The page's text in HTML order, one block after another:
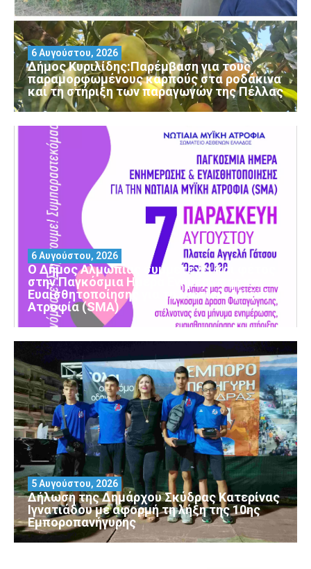
Δήμος Κυριλίδης:Παρέμβαση για τους
παραμορφωμένους καρπούς στα ροδάκινα
και τη στήριξη των παραγωγών της Πέλλας
6 Αυγούστου, 2026
Ο Δήμος Αλμωπίας συμμετέχει και φέτος
στην Παγκόσμια Ημέρα Ενημέρωσης και
Ευαισθητοποίησης για τη Νωτιαία Μυϊκή
Ατροφία (SMA)
6 Αυγούστου, 2026
Δήλωση της Δημάρχου Σκύδρας Κατερίνας
Ιγνατιάδου με αφορμή τη λήξη της 10ης
Εμποροπανήγυρης
5 Αυγούστου, 2026